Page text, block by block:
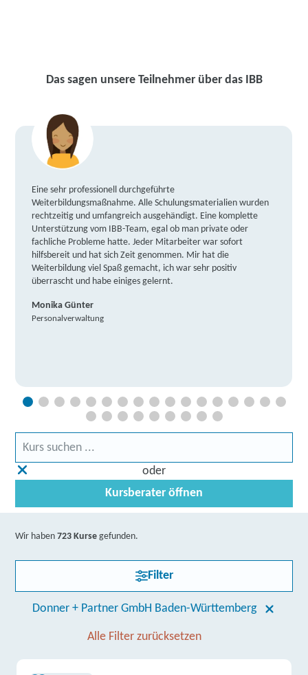
Das sagen unsere Teilnehmer über das IBB
Eine sehr professionell durchgeführte
Weiterbildungsmaßnahme. Alle Schulungsmaterialien wurden
rechtzeitig und umfangreich ausgehändigt. Eine komplette
Unterstützung vom IBB-Team, egal ob man private oder
fachliche Probleme hatte. Jeder Mitarbeiter war sofort
hilfsbereit und hat sich Zeit genommen. Mir hat die
Weiterbildung viel Spaß gemacht, ich war sehr positiv
überrascht und habe einiges gelernt.
Monika Günter
Personalverwaltung
oder
Kursberater öffnen
Wir haben723 Kurse gefunden.
Filter
Donner + Partner GmbH Baden-Württemberg
Alle Filter zurücksetzen